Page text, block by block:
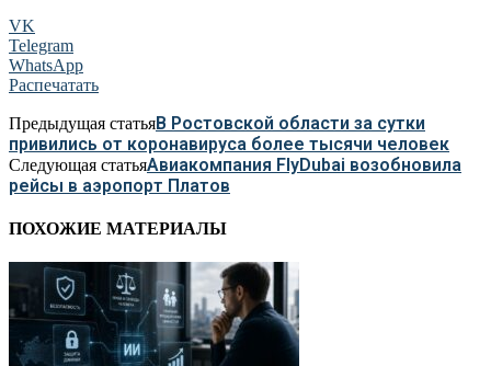
VK
Telegram
WhatsApp
Распечатать
Предыдущая статьяВ Ростовской области за сутки
привились от коронавируса более тысячи человек
Следующая статьяАвиакомпания FlyDubai возобновила
рейсы в аэропорт Платов
ПОХОЖИЕ МАТЕРИАЛЫ